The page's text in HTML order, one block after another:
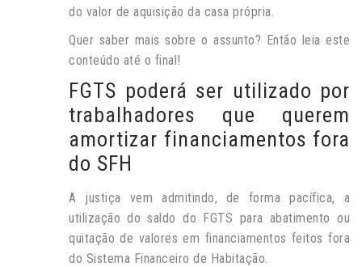
do valor de aquisição da casa própria.
Quer saber mais sobre o assunto? Então leia este
conteúdo até o final!
FGTS poderá ser utilizado por
trabalhadores que querem
amortizar financiamentos fora
do SFH
A justiça vem admitindo, de forma pacífica, a
utilização do saldo do FGTS para abatimento ou
quitação de valores em financiamentos feitos fora
do Sistema Financeiro de Habitação.